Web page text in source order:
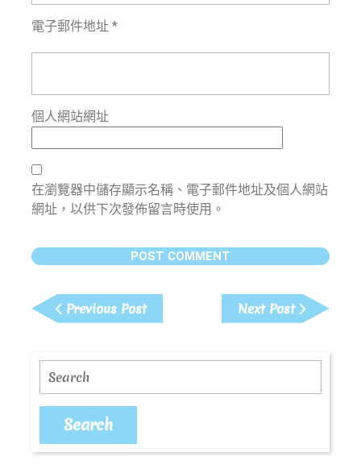
電子郵件地址 *
個人網站網址
在瀏覽器中儲存顯示名稱、電子郵件地址及個人網站
網址，以供下次發佈留言時使用。
章
覽
Previous PostPrevious
Post
Next Post Next
Post
Search